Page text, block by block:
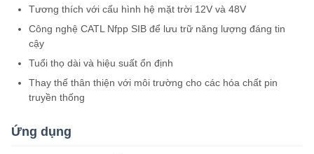
Tương thích với cấu hình hệ mặt trời 12V và 48V
Công nghệ CATL Nfpp SIB để lưu trữ năng lượng đáng tin
cậy
Tuổi thọ dài và hiệu suất ổn định
Thay thế thân thiện với môi trường cho các hóa chất pin
truyền thống
Ứng dụng